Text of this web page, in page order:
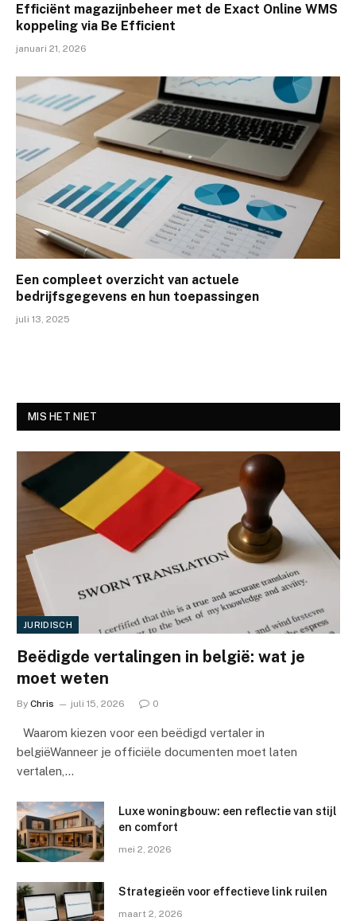
Efficiënt magazijnbeheer met de Exact Online WMS
koppeling via Be Efficient
januari 21, 2026
Een compleet overzicht van actuele
bedrijfsgegevens en hun toepassingen
juli 13, 2025
MIS HET NIET
JURIDISCH
Beëdigde vertalingen in belgië: wat je
moet weten
By Chris juli 15, 2026 0
Waarom kiezen voor een beëdigd vertaler in
belgiëWanneer je officiële documenten moet laten
vertalen,…
Luxe woningbouw: een reflectie van stijl
en comfort
mei 2, 2026
Strategieën voor effectieve link ruilen
maart 2, 2026